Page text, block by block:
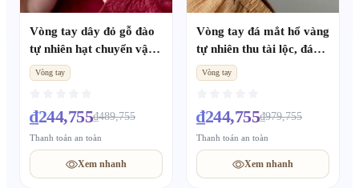
Vòng tay dây đỏ gỗ đào
tự nhiên hạt chuyển vận,
năm bản mệnh nam nữ,
bùa hộ thân chống sợ hãi
Vòng tay
₫244,755₫489,755
Thanh toán an toàn
Xem nhanh
Vòng tay đá mắt hổ vàng
tự nhiên thu tài lộc, đá
mắt hổ vàng hiệu ứng
mắt mèo một vòng,
cả nam nữ
Vòng tay
₫244,755₫979,755
Thanh toán an toàn
Xem nhanh